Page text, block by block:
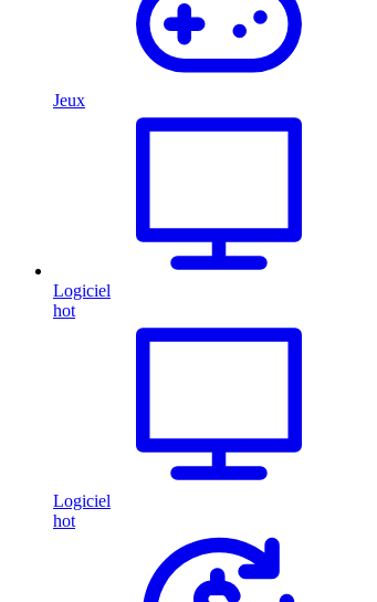
Jeux
Logiciel
hot
Logiciel
hot